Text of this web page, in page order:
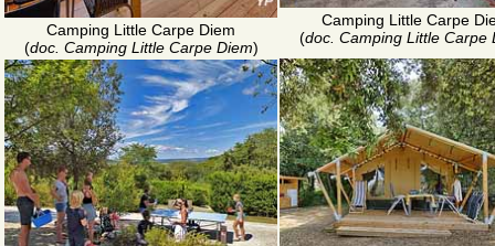
Camping Little Carpe Diem
(doc. Camping Little Carpe Diem)
Camping Little Carpe
(doc. Camping Little Carpe